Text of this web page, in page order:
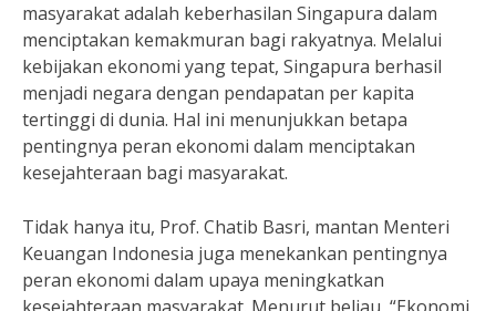
masyarakat adalah keberhasilan Singapura dalam
menciptakan kemakmuran bagi rakyatnya. Melalui
kebijakan ekonomi yang tepat, Singapura berhasil
menjadi negara dengan pendapatan per kapita
tertinggi di dunia. Hal ini menunjukkan betapa
pentingnya peran ekonomi dalam menciptakan
kesejahteraan bagi masyarakat.
Tidak hanya itu, Prof. Chatib Basri, mantan Menteri
Keuangan Indonesia juga menekankan pentingnya
peran ekonomi dalam upaya meningkatkan